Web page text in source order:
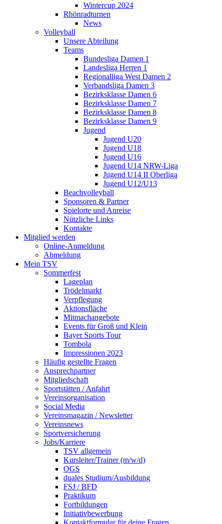
Wintercup 2024
Rhönradturnen
News
Volleyball
Unsere Abteilung
Teams
Bundesliga Damen 1
Landesliga Herren 1
Regionalliga West Damen 2
Verbandsliga Damen 3
Bezirksklasse Damen 6
Bezirksklasse Damen 7
Bezirksklasse Damen 8
Bezirksklasse Damen 9
Jugend
Jugend U20
Jugend U18
Jugend U16
Jugend U14 NRW-Liga
Jugend U14 II Oberliga
Jugend U12/U13
Beachvolleyball
Sponsoren & Partner
Spielorte und Anreise
Nützliche Links
Kontakte
Mitglied werden
Online-Anmeldung
Abmeldung
Mein TSV
Sommerfest
Lageplan
Trödelmarkt
Verpflegung
Aktionsfläche
Mitmachangebote
Events für Groß und Klein
Bayer Sports Tour
Tombola
Impressionen 2023
Häufig gestellte Fragen
Ansprechpartner
Mitgliedschaft
Sportstätten / Anfahrt
Vereinsorganisation
Social Media
Vereinsmagazin / Newsletter
Vereinsnews
Sportversicherung
Jobs/Karriere
TSV allgemein
Kursleiter/Trainer (m/w/d)
OGS
duales Studium/Ausbildung
FSJ / BFD
Praktikum
Fortbildungen
Initiativbewerbung
Kontaktformular für deine Fragen